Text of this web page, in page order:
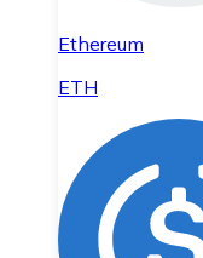
Ethereum
ETH